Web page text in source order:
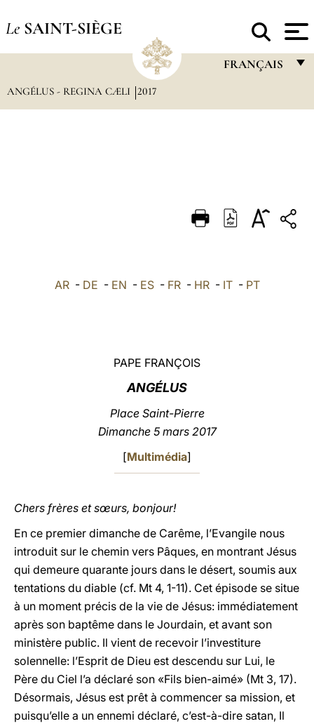
Le SAINT-SIÈGE
FRANÇAIS
DEUTSCH
العربيّة
ANGÉLUS - REGINA CÆLI 2017
AR- DE - EN - ES- FR- HR- IT- PT
PAPE FRANÇOIS
ANGÉLUS
Place Saint-Pierre
Dimanche 5 mars 2017
[Multimédia]
Chers frères et sœurs, bonjour!
En ce premier dimanche de Carême, l’Evangile nous
introduit sur le chemin vers Pâques, en montrant Jésus
qui demeure quarante jours dans le désert, soumis aux
tentations du diable (cf. Mt 4, 1-11). Cet épisode se situe
à un moment précis de la vie de Jésus: immédiatement
après son baptême dans le Jourdain, et avant son
ministère public. Il vient de recevoir l’investiture
solennelle: l’Esprit de Dieu est descendu sur Lui, le
Père du Ciel l’a déclaré son «Fils bien-aimé» (Mt 3, 17).
Désormais, Jésus est prêt à commencer sa mission, et
puisqu’elle a un ennemi déclaré, c’est-à-dire satan, Il